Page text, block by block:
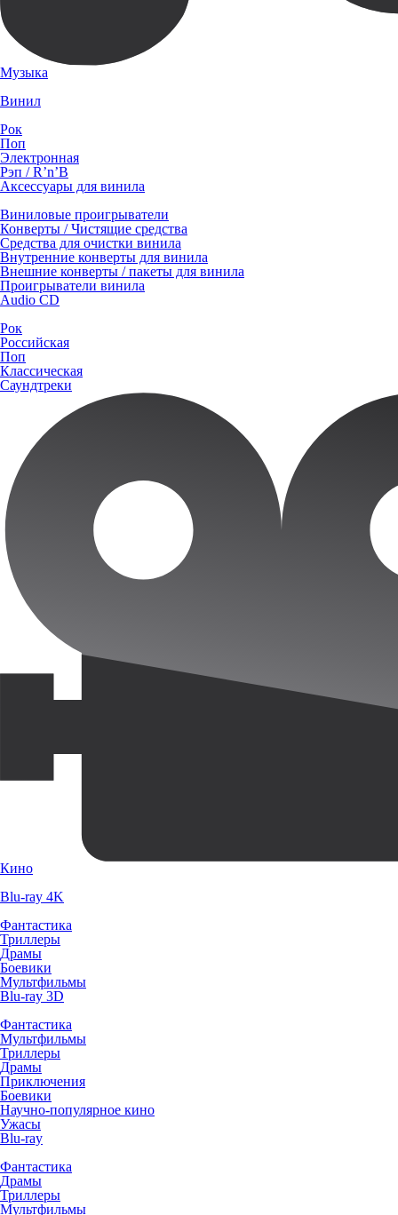
Музыка
Винил
Рок
Поп
Электронная
Рэп / R’n’B
Аксессуары для винила
Виниловые проигрыватели
Конверты / Чистящие средства
Средства для очистки винила
Внутренние конверты для винила
Внешние конверты / пакеты для винила
Проигрыватели винила
Audio CD
Рок
Российская
Поп
Классическая
Саундтреки
Кино
Blu-ray 4K
Фантастика
Триллеры
Драмы
Боевики
Мультфильмы
Blu-ray 3D
Фантастика
Мультфильмы
Триллеры
Драмы
Приключения
Боевики
Научно-популярное кино
Ужасы
Blu-ray
Фантастика
Драмы
Триллеры
Мультфильмы